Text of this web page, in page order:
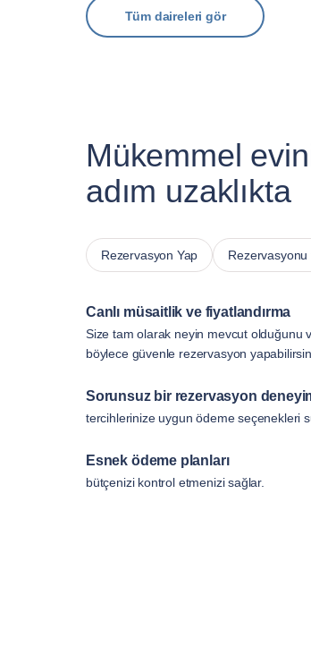
Tüm daireleri gör
Mükemmel
adım uzaklıkta
Rezervasyon Yap Rezervasyonu
Canlı müsaitlik ve fiyatlandırma
Size tam olarak neyin mevcut olduğunu
böylece güvenle rezervasyon
Sorunsuz bir rezervasyon
tercihlerinize uygun ödeme seçenekleri
Esnek ödeme planları
bütçenizi kontrol etmenizi sağlar.